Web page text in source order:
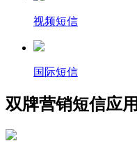
视频短信
国际短信
双牌营销短信应用